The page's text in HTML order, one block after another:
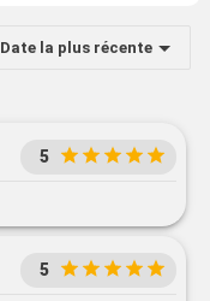
Date la plus récente
5
5